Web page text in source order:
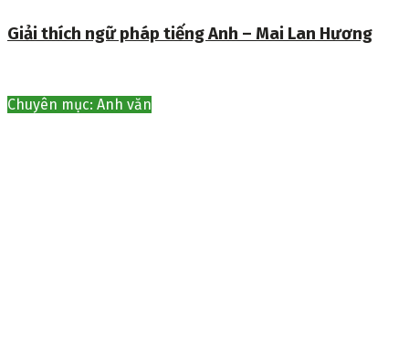
Giải thích ngữ pháp tiếng Anh – Mai Lan Hương
Chuyên mục: Anh văn